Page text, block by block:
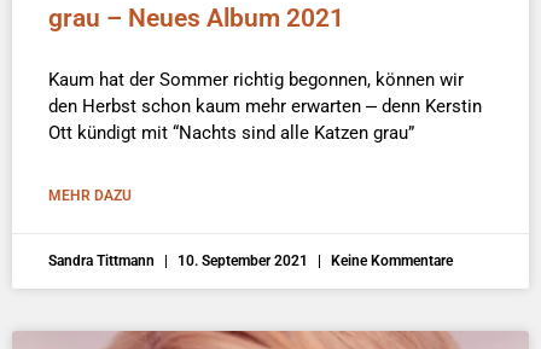
grau – Neues Album 2021
Kaum hat der Sommer richtig begonnen, können wir
den Herbst schon kaum mehr erwarten ⎼ denn Kerstin
Ott kündigt mit “Nachts sind alle Katzen grau”
MEHR DAZU
Sandra Tittmann 10. September 2021 Keine Kommentare